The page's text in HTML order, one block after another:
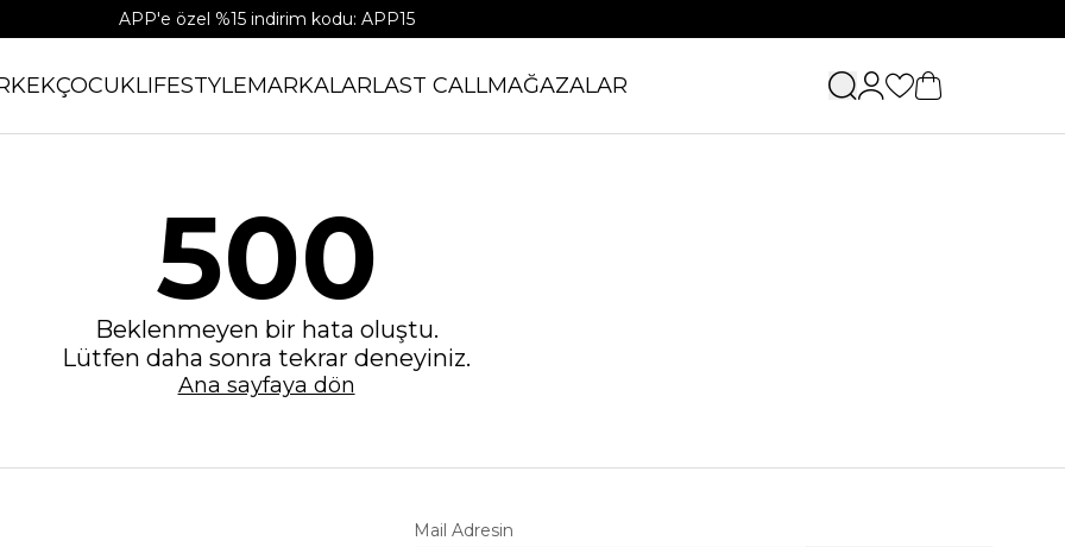
APP'e özel %15 indirim kodu: APP15
ÇOCUKLIFESTYLEMARKALARLAST CALLMAĞAZALAR
500
Beklenmeyen bir hata oluştu.
Lütfen daha sonra tekrar deneyiniz.
Ana sayfaya dön
Mail Adresin